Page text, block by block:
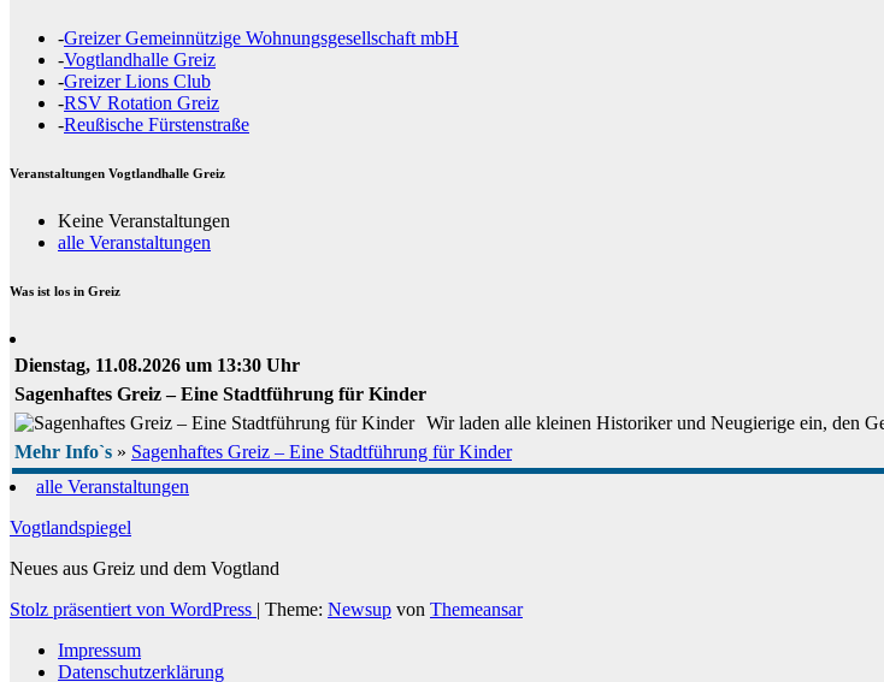
-Greizer Gemeinnützige Wohnungsgesellschaft mbH
-Vogtlandhalle Greiz
-Greizer Lions Club
-RSV Rotation Greiz
-Reußische Fürstenstraße
Veranstaltungen Vogtlandhalle Greiz
Keine Veranstaltungen
alle Veranstaltungen
Was ist los in Greiz
Dienstag, 11.08.2026 um 13:30 Uhr
Sagenhaftes Greiz – Eine Stadtführung für Kinder
Wir laden alle kleinen Historiker und Neugierige ein, den
Mehr Info`s » Sagenhaftes Greiz – Eine Stadtführung für Kinder
alle Veranstaltungen
Vogtlandspiegel
Neues aus Greiz und dem Vogtland
Stolz präsentiert von WordPress | Theme: Newsup von Themeansar
Impressum
Datenschutzerklärung